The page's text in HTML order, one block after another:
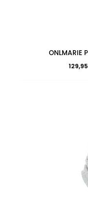
ONLMARIE
129,95